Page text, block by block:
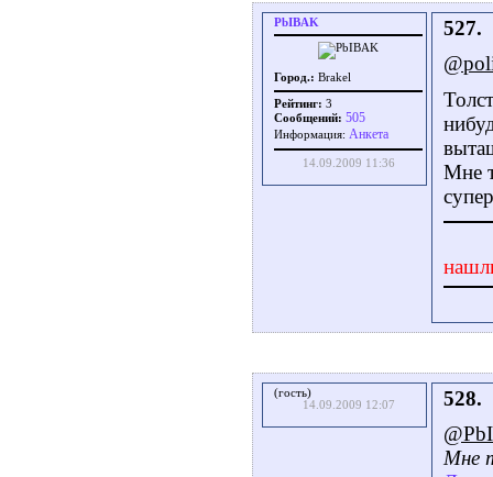
PbIBAK
Город.: Brakel
Рейтинг: 3
Сообщений: 505
Информация: Aнкета
14.09.2009 11:36
527.
Мне
(гость)
14.09.2009 12:07
528.
Мне